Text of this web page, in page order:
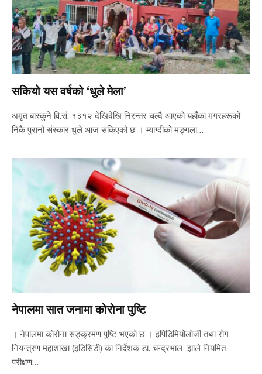
सकियो यस वर्षको ‘धुले मेला’
अमृत बास्कुने वि.सं. १३१२ देखिदेखि निरन्तर चल्दै आएको यहाँका मगरहरूको
निकै पुरानो संस्कार धुले आज सकिएको छ । म्याग्दीको मङ्गला…
नेपालमा सात जनामा कोरोना पुष्टि
। नेपालमा कोरोना सङ्क्रमण पुष्टि भएको छ । इपिडिमियोलोजी तथा रोग
नियन्त्रण महाशाखा (इडिसिडी) का निर्देशक डा. चन्द्रभाल झाले नियमित
परीक्षण…